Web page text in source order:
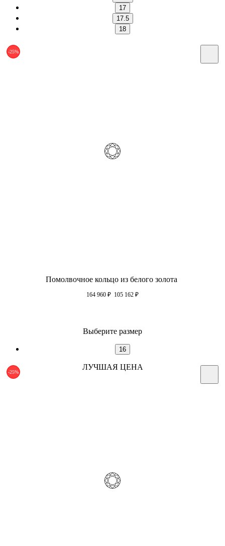
17
17.5
18
-25%
Помолвочное кольцо из белого золота
164 960 ₽ 105 162 ₽
Выберите размер
16
-25%
ЛУЧШАЯ ЦЕНА